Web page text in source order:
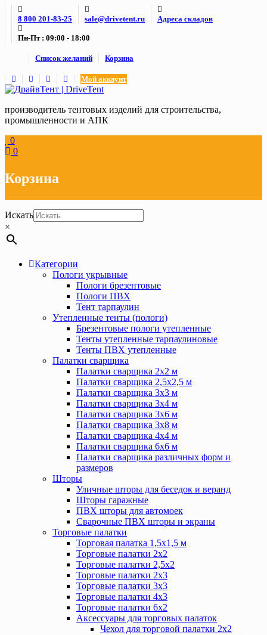
Skip
content
8 800 201-83-25 sale@drivetent.ru Адреса складов
Пн-Пт : 09:00 - 18:00
Список желаний Корзина
Мой аккаунт
производитель тентовых изделий для строительства,
промышленности и АПК
0
0
Корзина
Искать
×
Категории
Пологи укрывные
Пологи брезентовые
Пологи ПВХ
Тент тарпаулин
Утепленные тенты (пологи)
Брезентовые пологи утепленные
Тенты утепленные тарпаулиновые
Тенты ПВХ утепленные
Палатки сварщика
Палатки сварщика 2х2 м
Палатки сварщика 2,5х2,5 м
Палатки сварщика 3х3 м
Палатки сварщика 3х4 м
Палатки сварщика 3х6 м
Палатки сварщика 3х8 м
Палатки сварщика 4х4 м
Палатки сварщика 6х6 м
Палатки сварщика различных форм и
размеров
Шторы
Уличные шторы для беседок и веранд
Шторы гаражные
ПВХ шторы для автомоек
Сварочные ПВХ шторы и экраны
Торговые палатки
Торговая палатка 1,5х1,5 м
Торговые палатки 2х2
Торговые палатки 2,5х2
Торговые палатки 2х3
Торговые палатки 3х3
Торговые палатки 4х3
Торговые палатки 6х2
Аксессуары для торговых палаток
Чехол для торговой палатки 2х2